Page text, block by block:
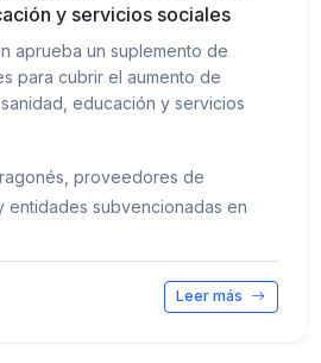
y servicios sociales
aprueba un suplemento de
para cubrir el aumento de
educación y servicios
proveedores de
entidades subvencionadas en
Leer más